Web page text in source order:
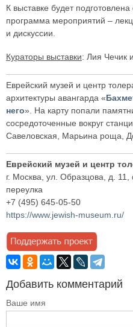
К выставке будет
программа мероприятий –
и дискуссии.
Кураторы выставки: Лия Чечик
Еврейский музей и центр
архитектуры авангарда «
него». На карту попали
сосредоточенные вокруг
Савеловская, Марьина роща,
Еврейский музей и центр
г. Москва, ул. Образцова, д.
переулка
+7 (495) 645-05-50
https://www.jewish-museum.ru/
Добавить комментарий
Ваше имя